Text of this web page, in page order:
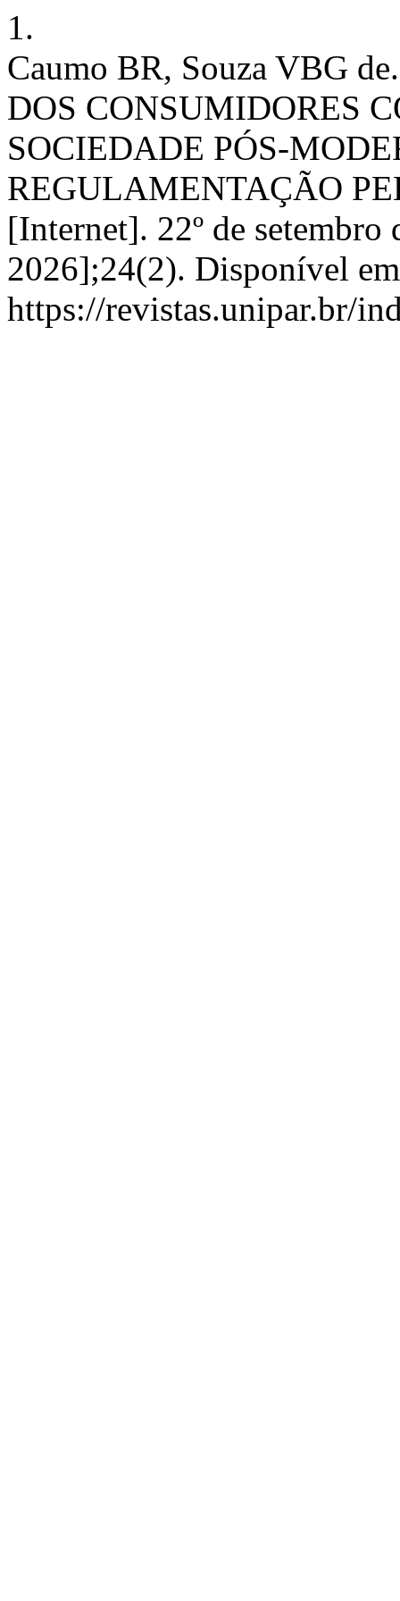
1.
Caumo BR, Souza VBG
DOS CONSUMIDORES
SOCIEDADE PÓS-
REGULAMENTAÇÃO
[Internet]. 22º de setembro
2026];24(2). Disponível
https://revistas.unipar.br/